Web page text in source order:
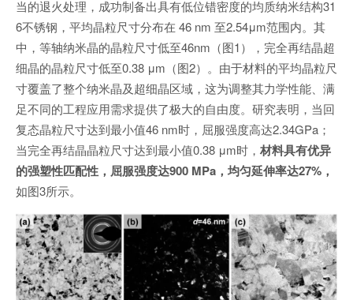
当的退火处理，成功制备出具有低位错密度的均质纳米结构31
6不锈钢，平均晶粒尺寸分布在 46 nm 至2.54μm范围内。其
中，等轴纳米晶的晶粒尺寸低至46nm（图1），完全再结晶超
细晶的晶粒尺寸低至0.38 μm（图2）。由于材料的平均晶粒尺
寸覆盖了整个纳米晶及超细晶区域，这为调整其力学性能、满
足不同的工程应用需求提供了极大的自由度。研究表明，当回
复态晶粒尺寸达到最小值46 nm时，屈服强度高达2.34GPa；
当完全再结晶晶粒尺寸达到最小值0.38 μm时， 材料具有优异
的强塑性匹配性，屈服强度达900 MPa，均匀延伸率达27%，
如图3所示。